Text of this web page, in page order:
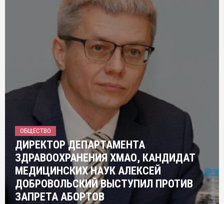
ОБЩЕСТВО
ДИРЕКТОР ДЕПАРТАМЕНТА
ЗДРАВООХРАНЕНИЯ ХМАО, КАНДИДАТ
МЕДИЦИНСКИХ НАУК АЛЕКСЕЙ
ДОБРОВОЛЬСКИЙ ВЫСТУПИЛ ПРОТИВ
ЗАПРЕТА АБОРТОВ